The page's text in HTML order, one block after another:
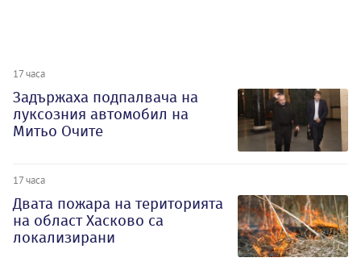
17 часа
Задържаха подпалвача на
луксозния автомобил на
Митьо Очите
17 часа
Двата пожара на територията
на област Хасково са
локализирани